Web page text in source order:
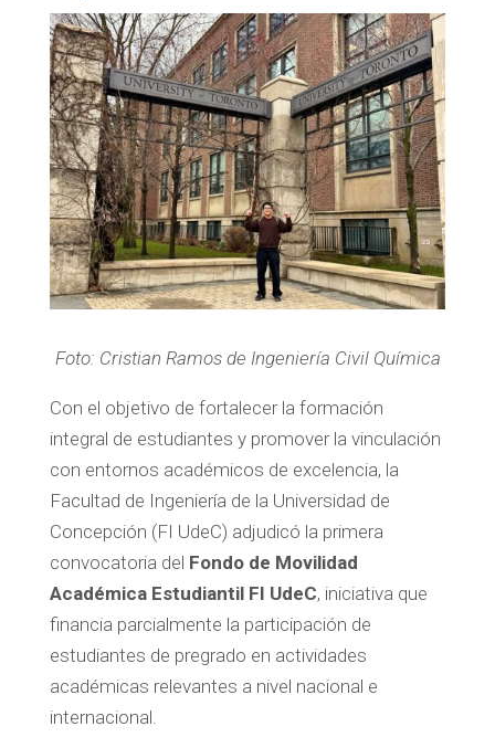
Foto: Cristian Ramos de Ingeniería Civil Química
Con el objetivo de fortalecer la formación
integral de estudiantes y promover la vinculación
con entornos académicos de excelencia, la
Facultad de Ingeniería de la Universidad de
Concepción (FI UdeC) adjudicó la primera
convocatoria del Fondo de Movilidad
Académica Estudiantil FI UdeC, iniciativa que
financia parcialmente la participación de
estudiantes de pregrado en actividades
académicas relevantes a nivel nacional e
internacional.